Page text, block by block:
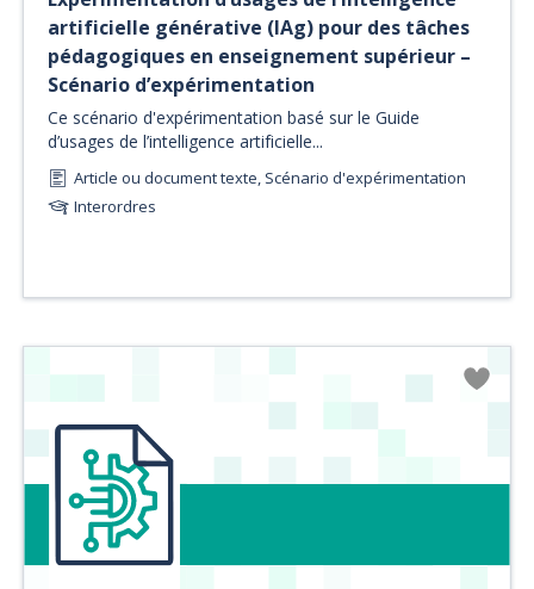
artificielle générative (IAg) pour des tâches
pédagogiques en enseignement supérieur –
Scénario d’expérimentation
Ce scénario d'expérimentation basé sur le Guide
d’usages de l’intelligence artificielle...
Article ou document texte, Scénario d'expérimentation
Interordres